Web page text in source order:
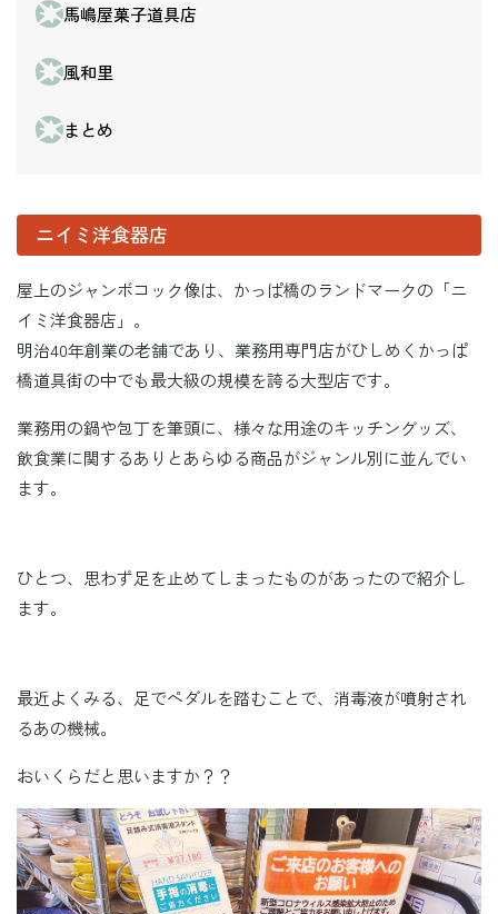
馬嶋屋菓子道具店
風和里
まとめ
ニイミ洋食器店
屋上のジャンボコック像は、かっぱ橋のランドマークの「ニ
イミ洋食器店」。
明治40年創業の老舗であり、業務用専門店がひしめくかっぱ
橋道具街の中でも最大級の規模を誇る大型店です。
業務用の鍋や包丁を筆頭に、様々な用途のキッチングッズ、
飲食業に関するありとあらゆる商品がジャンル別に並んでい
ます。
ひとつ、思わず足を止めてしまったものがあったので紹介し
ます。
最近よくみる、足でペダルを踏むことで、消毒液が噴射され
るあの機械。
おいくらだと思いますか？？